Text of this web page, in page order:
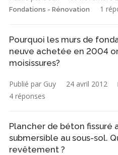
Fondations - Rénovation 1
Pourquoi les murs de
neuve achetée en 2004
moisissures?
Publié par Guy 24 avril 2012
4 réponses
Plancher de béton fissuré
submersible au sous-sol.
revêtement ?